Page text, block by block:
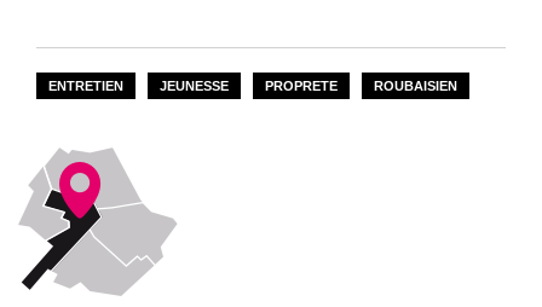
ENTRETIEN JEUNESSE PROPRETE ROUBAISIEN